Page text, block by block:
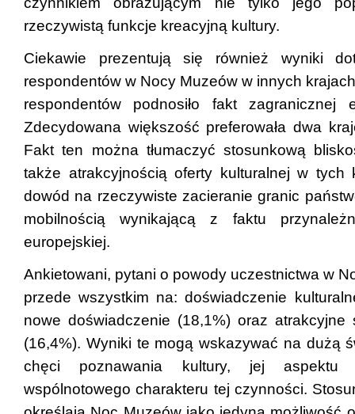
rzeczywistą funkcje kreacyjną kultury.
Ciekawie prezentują się również wyniki
respondentów w Nocy Muzeów w innych
respondentów podnosiło fakt zagranicznej
Zdecydowana większość preferowała dwa
Fakt ten można tłumaczyć stosunkową
także atrakcyjnością oferty kulturalnej w tych
dowód na rzeczywiste zacieranie granic
mobilnością wynikającą z faktu
europejskiej.
Ankietowani, pytani o powody uczestnictwa w
przede wszystkim na: doświadczenie
nowe doświadczenie (18,1%) oraz atrakcyjne
(16,4%). Wyniki te mogą wskazywać na dużą
chęci poznawania kultury, jej aspektu
wspólnotowego charakteru tej czynności.